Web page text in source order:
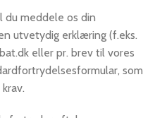
du meddele os din
utvetydig erklæring (f.eks.
eller pr. brev til vores
som